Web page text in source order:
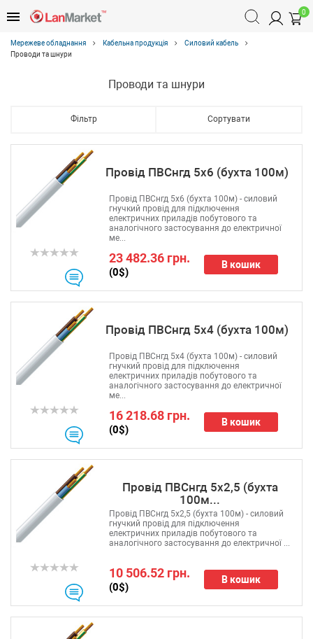
0
Мережеве обладнання Кабельна продукція
Силовий кабель
Проводи та шнури
Проводи та шнури
Фільтр Сортувати
Провід ПВСнгд 5х6 (бухта 100м)
23 482.36 грн.
(0$)
В кошик
Провід ПВСнгд 5х6 (бухта 100м) - силовий
гнучкий провід для підключення
електричних приладів побутового та
аналогічного застосування до електричної
ме...
Провід ПВСнгд 5х4 (бухта 100м)
16 218.68 грн.
(0$)
В кошик
Провід ПВСнгд 5х4 (бухта 100м) - силовий
гнучкий провід для підключення
електричних приладів побутового та
аналогічного застосування до електричної
ме...
Провід ПВСнгд 5х2,5 (бухта
100м...
10 506.52 грн.
(0$)
В кошик
Провід ПВСнгд 5х2,5 (бухта 100м) - силовий
гнучкий провід для підключення
електричних приладів побутового та
аналогічного застосування до електричної ...